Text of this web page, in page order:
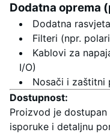
Dodatna oprema
Dodatna rasvjeta
Filteri (npr.
Kablovi za
I/O)
Nosači i zaštitni
Dostupnost:
Proizvod je
isporuke i detaljnu